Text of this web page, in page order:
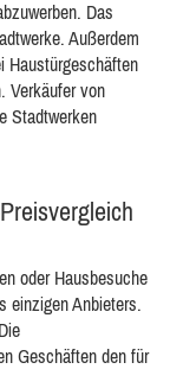
Das
Außerdem
Haustürgeschäften
Verkäufer von
Stadtwerken
oder Hausbesuche
einzigen Anbieters.
Geschäften den für